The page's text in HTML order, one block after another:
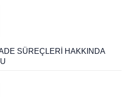
SÜREÇLERİ HAKKINDA